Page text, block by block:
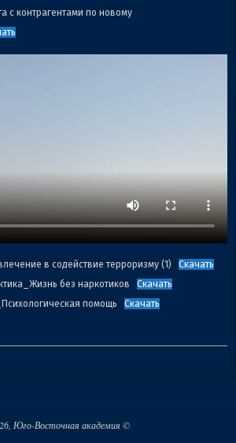
с контрагентами по новому
в содействие терроризму (1)
Скачать
без наркотиков
Скачать
помощь
Скачать
Юго-Восточная академия ©